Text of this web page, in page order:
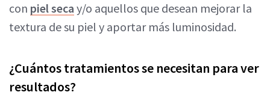
con piel seca y/o aquellos que desean mejorar la
textura de su piel y aportar más luminosidad.
¿Cuántos tratamientos se necesitan para ver
resultados?